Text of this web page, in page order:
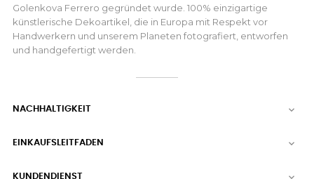
Golenkova Ferrero gegründet wurde. 100% einzigartige
künstlerische Dekoartikel, die in Europa mit Respekt vor
Handwerkern und unserem Planeten fotografiert, entworfen
und handgefertigt werden.
NACHHALTIGKEIT 
EINKAUFSLEITFADEN 
KUNDENDIENST